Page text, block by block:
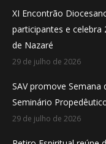
XI Encontrão
participantes e celebra
de Nazaré
29 de julho de 2026
SAV promove Semana
Seminário
29 de julho de 2026